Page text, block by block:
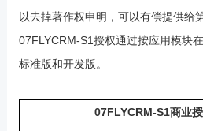
以去掉著作权申明，可以有偿提供给
07FLYCRM-S1授权通过按应用模块
标准版和开发版。
07FLYCRM-S1商业